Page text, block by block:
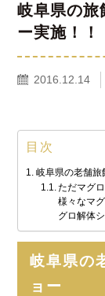
岐阜県の旅
ー実施！！
2016.12.14
目次
岐阜県の老舗旅
ただマグ
様々なマ
グロ解体
岐阜県の
ョー